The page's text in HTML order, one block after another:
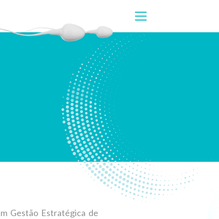
Gestão Estratégica de